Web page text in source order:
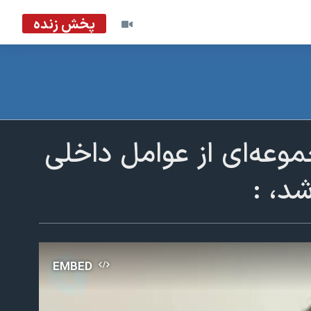
پخش زنده
از عوامل داخلی
:‌
EMBED